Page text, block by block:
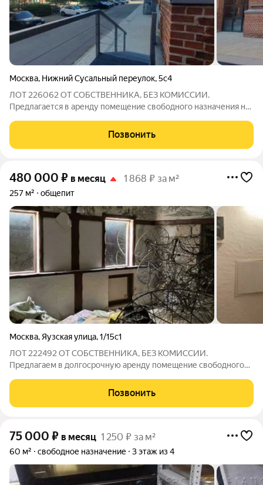
Москва, Нижний Сусальный переулок,5с4
ЛОТ 226062 ОТ СОБСТВЕННИКА, БЕЗ КОМИССИИ.
Предлагается в аренду помещение свободного назначения на
творческое пространство, на котором расположены магазины,
офисы, банки, клубы и тд). 1 этаж, 213 м2.
Позвонить
480 000 ₽ в месяц 1 868 ₽ за м²
257 м² общепит
Москва, Яузская улица,1/15с1
ЛОТ 222492 ОТ СОБСТВЕННИКА, БЕЗ КОМИССИИ.
Предлагаем в долгосрочную аренду помещение свободного
этаже особняка, в 10 минутах от метро Китай город. Рядом с
особняком расположен закрытый
Позвонить
75 000 ₽ в месяц 1 250 ₽ за м²
60 м² свободное назначение 3 этаж из 4